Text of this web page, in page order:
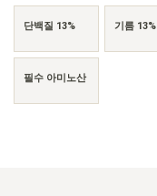
단백질 13% 기름 13%
필수 아미노산